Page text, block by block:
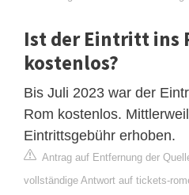
Ist der Eintritt ins
kostenlos?
Bis Juli 2023 war der
Rom kostenlos.
Eintrittsgebühr erhoben.
Antrag auf Entfernung der
vollständige Antwort auf tickets-